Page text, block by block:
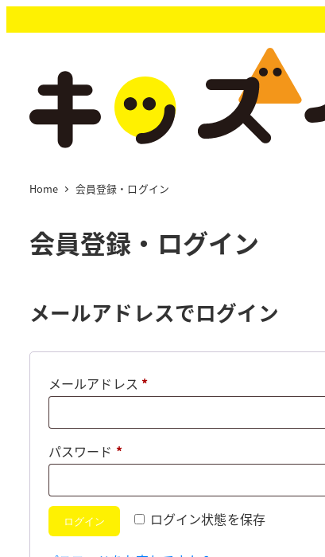
イ
Home 会員登録・ログイン
会員登録・ログイン
メールアドレスでログイン
メールアドレス *必
パスワード *必
ログイン状態を保存
ログイン